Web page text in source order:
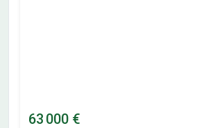
63 000 €